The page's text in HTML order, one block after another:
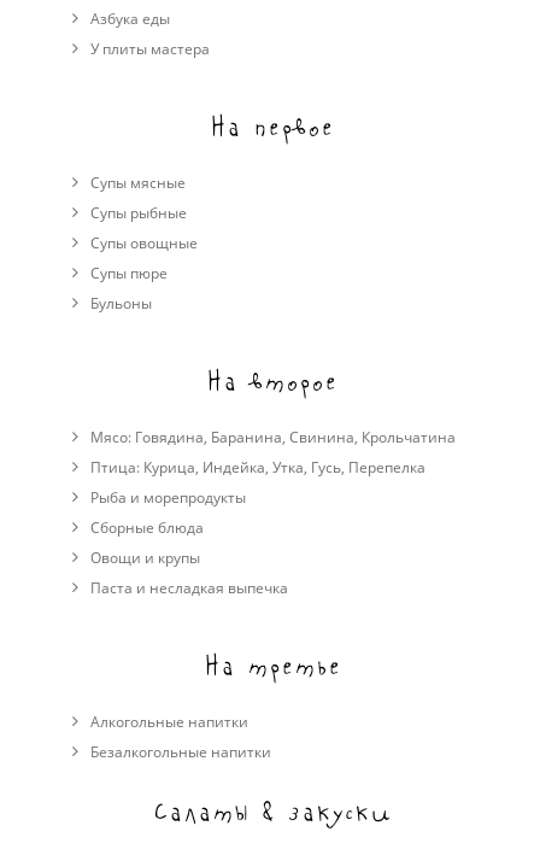
Азбука еды
У плиты мастера
На первое
Супы мясные
Супы рыбные
Супы овощные
Cупы пюре
Бульоны
На второе
Мясо: Говядина, Баранина, Свинина, Крольчатина
Птица: Курица, Индейка, Утка, Гусь, Перепелка
Рыба и морепродукты
Сборные блюда
Овощи и крупы
Паста и несладкая выпечка
На третье
Алкогольные напитки
Безалкогольные напитки
Салаты & закуски